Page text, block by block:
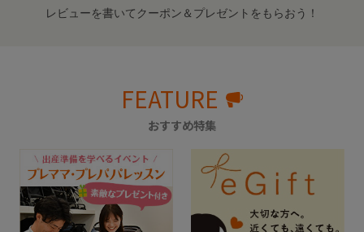
レビューを書いてクーポン＆プレゼントをもらおう！
FEATURE
おすすめ特集